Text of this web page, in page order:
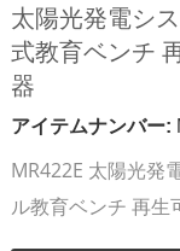
太陽光発電シ
式教育ベンチ
器
アイテムナンバー:
MR422E 太陽光発
ル教育ベンチ 再生